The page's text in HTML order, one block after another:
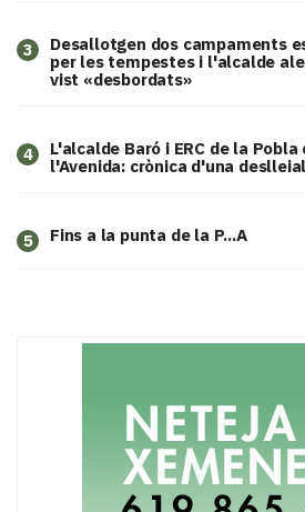
3
​Desallotgen dos campaments
per les tempestes i l'alcalde
vist «desbordats»
4
L'alcalde Baró i ERC de la Pobla
l'Avenida: crònica d'una
5 Fins a la punta de la P...A